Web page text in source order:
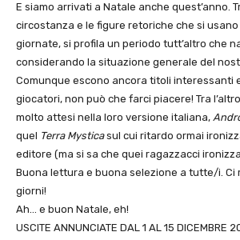
E siamo arrivati a Natale anche quest’anno.
circostanza e le figure retoriche che si
giornate, si profila un periodo tutt’altro che
considerando la situazione generale del
Comunque escono ancora titoli interessanti
giocatori, non può che farci piacere! Tra
molto attesi nella loro versione italiana,
quel Terra Mysticasul cui ritardo ormai
editore (ma si sa che quei ragazzacci
Buona lettura e buona selezione a tutte/i. Ci
giorni!
Ah… e buon Natale, eh!
USCITE ANNUNCIATE DAL 1 AL 15 DICEMBRE